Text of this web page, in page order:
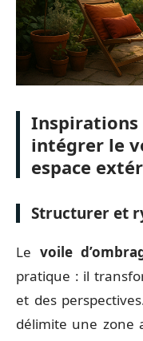
Inspirations
intégrer le
espace
Structurer et
Le voile
pratique : il
et des
délimite une zone